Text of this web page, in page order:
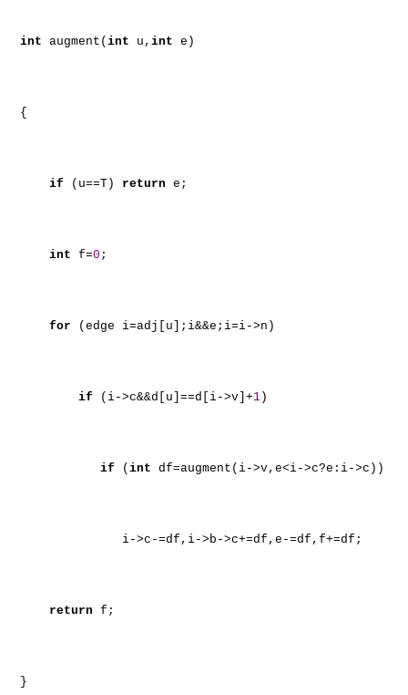
int augment( int u, int e)
{
if (u==T) return e;
int f=0 ;
for (edge i=adj[u];i&&e;i=i->n)
if (i->c&&d[u]==d[i->v]+1 )
if ( int df=augment(i->v,e<i->c?e:i->c))
i->c-=df,i->b->c+=df,e-=df,f+=df;
return f;
}